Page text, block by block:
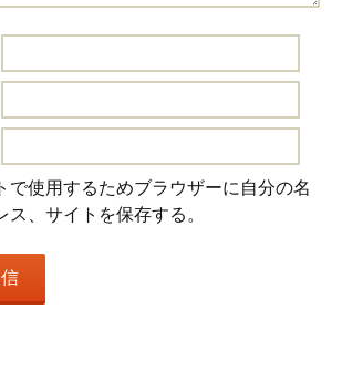
で使用するためブラウザーに自分の名
、サイトを保存する。